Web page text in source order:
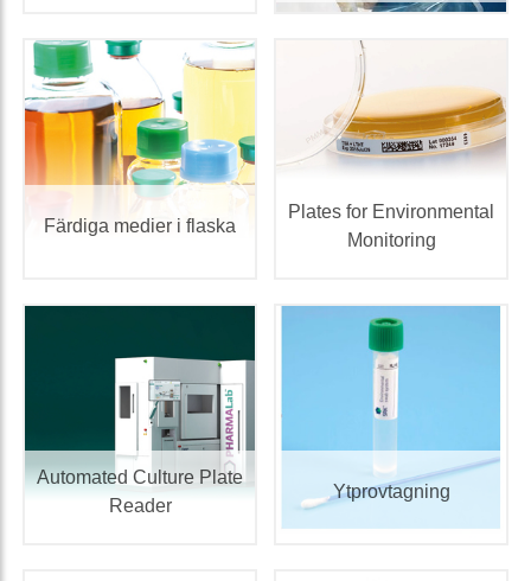
Färdiga medier i flaska
Plates for Environmental
Monitoring
Automated Culture Plate
Reader
Ytprovtagning